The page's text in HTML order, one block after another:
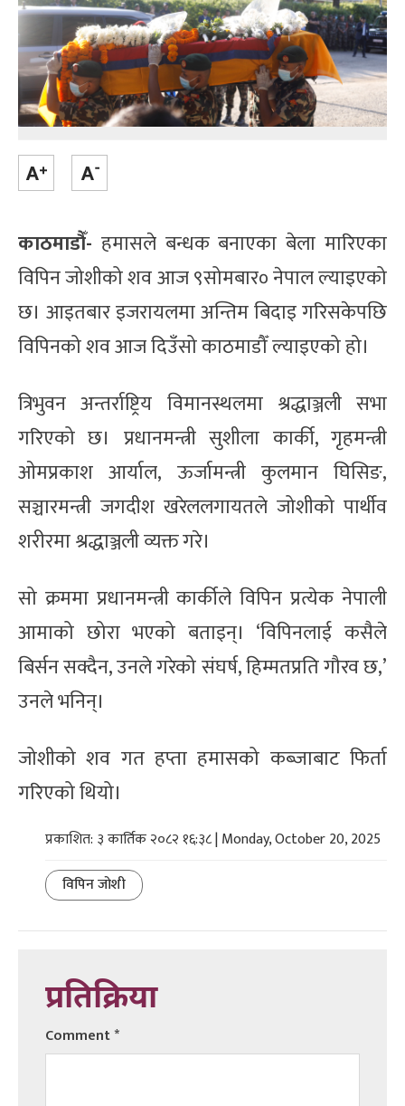
काठमाडौँ- हमासले बन्धक बनाएका बेला मारिएका
विपिन जोशीको शव आज ९सोमबार० नेपाल ल्याइएको
छ। आइतबार इजरायलमा अन्तिम बिदाइ गरिसकेपछि
विपिनको शव आज दिउँसो काठमाडौँ ल्याइएको हो।
त्रिभुवन अन्तर्राष्ट्रिय विमानस्थलमा श्रद्धाञ्जली सभा
गरिएको छ। प्रधानमन्त्री सुशीला कार्की, गृहमन्त्री
ओमप्रकाश आर्याल, ऊर्जामन्त्री कुलमान घिसिङ,
सञ्चारमन्त्री जगदीश खरेललगायतले जोशीको पार्थीव
शरीरमा श्रद्धाञ्जली व्यक्त गरे।
सो क्रममा प्रधानमन्त्री कार्कीले विपिन प्रत्येक नेपाली
आमाको छोरा भएको बताइन्। ‘विपिनलाई कसैले
बिर्सन सक्दैन, उनले गरेको संघर्ष, हिम्मतप्रति गौरव छ,’
उनले भनिन्।
जोशीको शव गत हप्ता हमासको कब्जाबाट फिर्ता
गरिएको थियो।
प्रकाशित: ३ कार्तिक २०८२ १६:३८ | Monday, October 20, 2025
विपिन जोशी
प्रतिक्रिया
Comment*